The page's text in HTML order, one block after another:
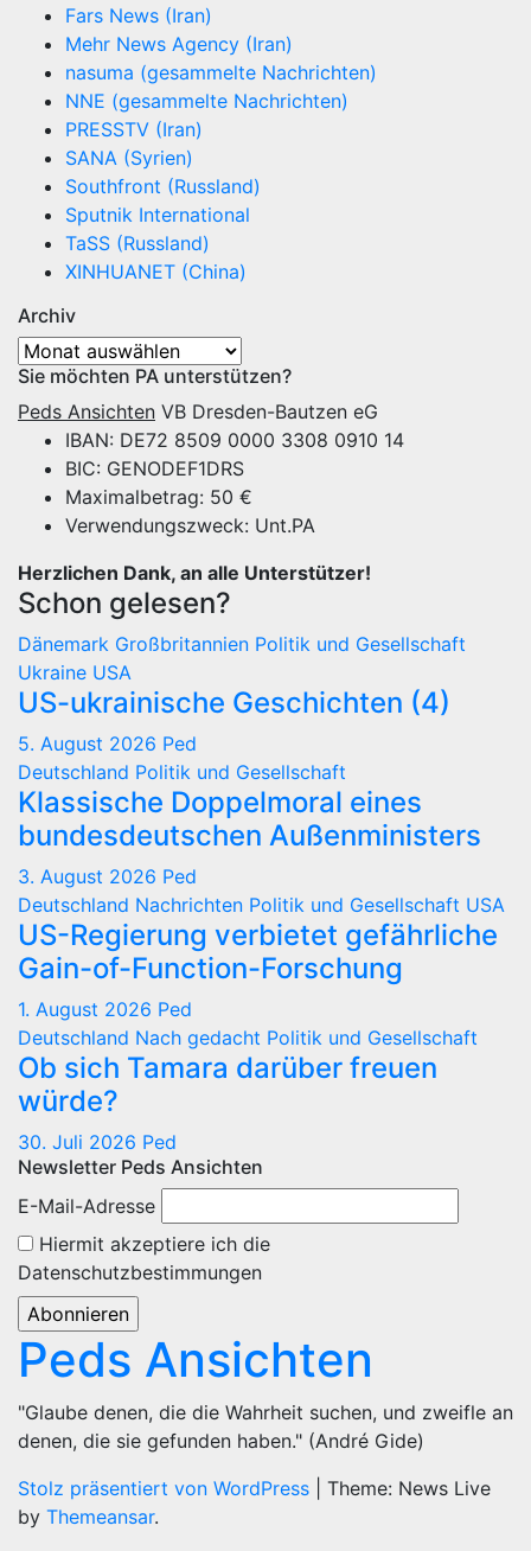
Fars News (Iran)
Mehr News Agency (Iran)
nasuma (gesammelte Nachrichten)
NNE (gesammelte Nachrichten)
PRESSTV (Iran)
SANA (Syrien)
Southfront (Russland)
Sputnik International
TaSS (Russland)
XINHUANET (China)
Archiv
Archiv
Sie möchten PA unterstützen?
Peds Ansichten VB Dresden-Bautzen eG
IBAN: DE72 8509 0000 3308 0910 14
BIC: GENODEF1DRS
Maximalbetrag: 50 €
Verwendungszweck: Unt.PA
Herzlichen Dank, an alle Unterstützer!
Schon gelesen?
Dänemark Großbritannien Politik und Gesellschaft
Ukraine USA
US-ukrainische Geschichten (4)
5. August 2026 Ped
Deutschland Politik und Gesellschaft
Klassische Doppelmoral eines
bundesdeutschen Außenministers
3. August 2026 Ped
Deutschland Nachrichten Politik und Gesellschaft USA
US-Regierung verbietet gefährliche
Gain-of-Function-Forschung
1. August 2026 Ped
Deutschland Nach gedacht Politik und Gesellschaft
Ob sich Tamara darüber freuen
würde?
30. Juli 2026 Ped
Newsletter Peds Ansichten
E-Mail-Adresse
Hiermit akzeptiere ich die
Datenschutzbestimmungen
Peds Ansichten
"Glaube denen, die die Wahrheit suchen, und zweifle an
denen, die sie gefunden haben." (André Gide)
Stolz präsentiert von WordPress
Theme: News Live
by Themeansar.